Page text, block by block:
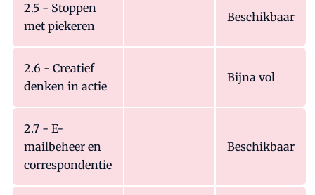
2.5 - Stoppen
met piekeren
Beschikbaar
2.6 - Creatief
denken in actie
Bijna vol
2.7 - E-
mailbeheer en
correspondentie
Beschikbaar